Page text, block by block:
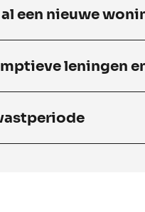
al een nieuwe
leningen